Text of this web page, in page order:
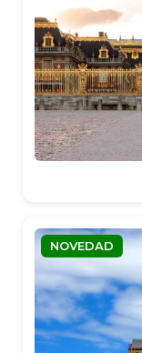
NOVEDAD